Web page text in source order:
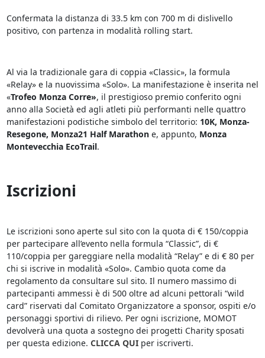
Confermata la distanza di 33.5 km con 700 m di dislivello
positivo, con partenza in modalità rolling start.
Al via la tradizionale gara di coppia «Classic», la formula
«Relay» e la nuovissima «Solo». La manifestazione è inserita nel
«Trofeo Monza Corre», il prestigioso premio conferito ogni
anno alla Società ed agli atleti più performanti nelle quattro
manifestazioni podistiche simbolo del territorio: 10K, Monza-
Resegone, Monza21 Half Marathone, appunto, Monza
Montevecchia EcoTrail.
Iscrizioni
Le iscrizioni sono aperte sul sito con la quota di € 150/coppia
per partecipare all’evento nella formula “Classic”, di €
110/coppia per gareggiare nella modalità “Relay” e di € 80 per
chi si iscrive in modalità «Solo». Cambio quota come da
regolamento da consultare sul sito. Il numero massimo di
partecipanti ammessi è di 500 oltre ad alcuni pettorali “wild
card” riservati dal Comitato Organizzatore a sponsor, ospiti e/o
personaggi sportivi di rilievo. Per ogni iscrizione, MOMOT
devolverà una quota a sostegno dei progetti Charity sposati
per questa edizione. CLICCA QUIper iscriverti.